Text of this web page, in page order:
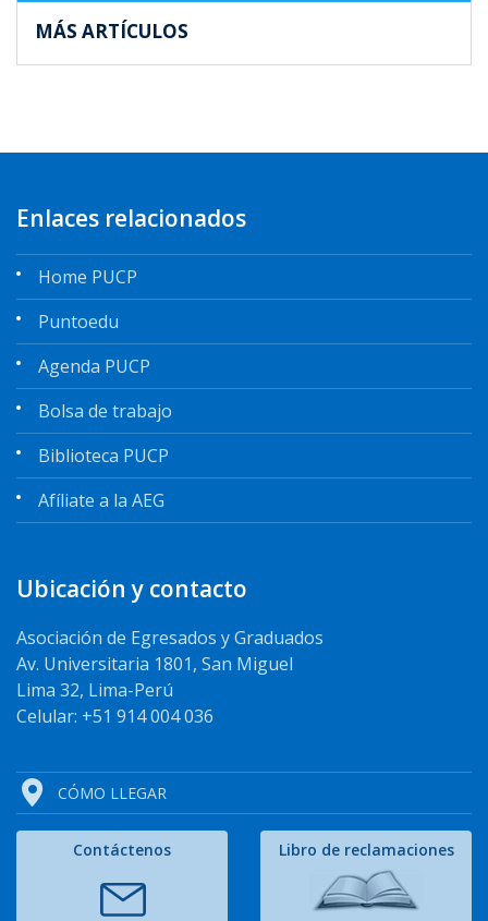
MÁS ARTÍCULOS
Enlaces relacionados
Home PUCP
Puntoedu
Agenda PUCP
Bolsa de trabajo
Biblioteca PUCP
Afíliate a la AEG
Ubicación y contacto
Asociación de Egresados y Graduados
Av. Universitaria 1801, San Miguel
Lima 32, Lima-Perú
Celular: +51 914 004 036
CÓMO LLEGAR
Contáctenos Libro de reclamaciones